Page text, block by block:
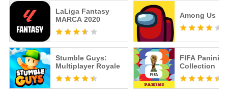
LaLiga Fantasy
MARCA️ 2020
Among Us
Stumble Guys:
Multiplayer Royale
FIFA Panini
Collection